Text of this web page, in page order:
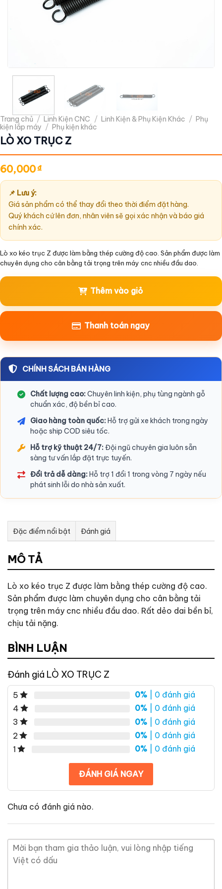
Trang chủ / Linh Kiện CNC / Linh Kiện & Phụ Kiện Khác / Phụ
kiện lắp máy / Phụ kiện khác
LÒ XO TRỤC Z
60,000₫
📌 Lưu ý:
Giá sản phẩm có thể thay đổi theo thời điểm đặt hàng.
Quý khách cứ lên đơn, nhân viên sẽ gọi xác nhận và báo giá
chính xác.
Lò xo kéo trục Z được làm bằng thép cường độ cao. Sản phẩm được làm
chuyên dụng cho cân bằng tải trọng trên máy cnc nhiều đầu dao.
Thêm vào giỏ
Thanh toán ngay
CHÍNH SÁCH BÁN HÀNG
Chất lượng cao:Chuyên linh kiện, phụ tùng ngành gỗ
chuẩn xác, độ bền bỉ cao.
Giao hàng toàn quốc:Hỗ trợ gửi xe khách trong ngày
hoặc ship COD siêu tốc.
Hỗ trợ kỹ thuật 24/7:Đội ngũ chuyên gia luôn sẵn
sàng tư vấn lắp đặt trực tuyến.
Đổi trả dễ dàng:Hỗ trợ 1 đổi 1 trong vòng 7 ngày nếu
phát sinh lỗi do nhà sản xuất.
Đặc điểm nổi bật Đánh giá
Tư vấn & bán hàng qua Facebook
MÔ TẢ
Lò xo kéo trục Z được làm bằng thép cường độ cao.
Sản phẩm được làm chuyên dụng cho cân bằng tải
trọng trên máy cnc nhiều đầu dao. Rất dẻo dai bền bỉ,
chịu tải nặng.
BÌNH LUẬN
Đánh giá LÒ XO TRỤC Z
5 0% | 0 đánh giá
4
0% | 0 đánh giá
3
0% | 0 đánh giá
2
0% | 0 đánh giá
1
0% | 0 đánh giá
ĐÁNH GIÁ NGAY
Chưa có đánh giá nào.